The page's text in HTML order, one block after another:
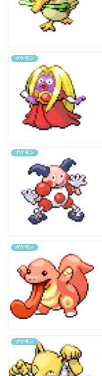
ポケモン
ポケモン
ポケモン
ポケモン